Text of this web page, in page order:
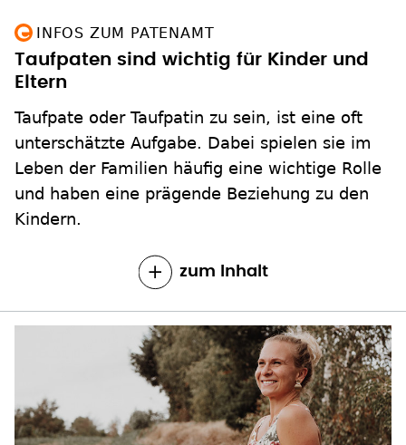
INFOS ZUM PATENAMT
Taufpaten sind wichtig für Kinder und
Eltern
Taufpate oder Taufpatin zu sein, ist eine oft
unterschätzte Aufgabe. Dabei spielen sie im
Leben der Familien häufig eine wichtige Rolle
und haben eine prägende Beziehung zu den
Kindern.
zum Inhalt